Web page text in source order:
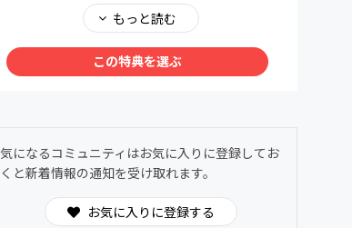
びアーティストのコメントを入れて
いただけますと幸いです。
●寺子屋と支援者さまをつないでのオンライン
トーク
況ですが、
オンライントークにチャレンジしていきた
いと思っています。
準備ができましたら、メールでお知らせし
もっと読む
この特典を選ぶ
気になるコミュニティはお気に入りに登録してお
くと新着情報の通知を受け取れます。
お気に入りに登録する